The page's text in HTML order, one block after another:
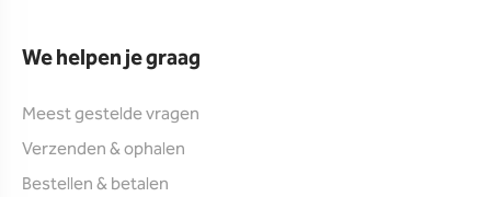
We helpen je graag
Meest gestelde vragen
Verzenden & ophalen
Bestellen & betalen